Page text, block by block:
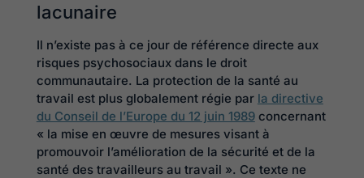
lacunaire
Il n’existe pas à ce jour de référence directe aux
risques psychosociaux dans le droit
communautaire. La protection de la santé au
travail est plus globalement régie par la directive
du Conseil de l’Europe du 12 juin 1989concernant
« la mise en œuvre de mesures visant à
promouvoir l’amélioration de la sécurité et de la
santé des travailleurs au travail ». Ce texte ne